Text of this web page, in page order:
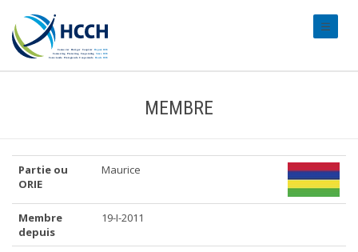
MEMBRE
Partie ou
ORIE
Maurice
Membre
depuis
19-I-2011